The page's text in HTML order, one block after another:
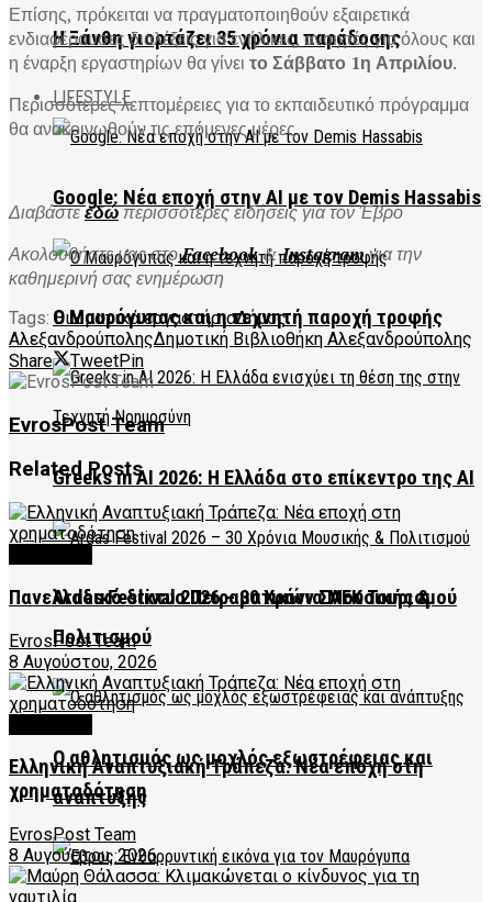
Η Ξάνθη γιορτάζει 35 χρόνια παράδοσης
LIFESTYLE
Google: Νέα εποχή στην AI με τον Demis Hassabis
Ο Μαυρόγυπας και η τεχνητή παροχή τροφής
Greeks in AI 2026: Η Ελλάδα στο επίκεντρο της AI
Ardas Festival 2026 – 30 Χρόνια Μουσικής &
Πολιτισμού
Ο αθλητισμός ως μοχλός εξωστρέφειας και
ανάπτυξης
Επίσης, πρόκειται να πραγματοποιηθούν εξαιρετικά
ενδιαφέρουσες διαλέξεις για ενήλικες, ανοιχτές για όλους και
η έναρξη εργαστηρίων θα γίνει το Σάββατο 1η Απριλίου.
Περισσότερες λεπτομέρειες για το εκπαιδευτικό πρόγραμμα
θα ανακοινωθούν τις επόμενες μέρες.
Διαβάστεεδώπερισσότερες ειδήσεις για τον Έβρο
Ακολουθήστε μας στοFacebook&Instagramγια την
καθημερινή σας ενημέρωση
Tags: Βιωματικά εργαστήριαΔήμος
ΑλεξανδρούποληςΔημοτική Βιβλιοθήκη Αλεξανδρούπολης
Share
TweetPin
EvrosPost Team
RelatedPosts
Πανελλαδικό δίκτυο Πειραματικών ΣΑΕΚ Τουρισμού
EvrosPost Team
8 Αυγούστου, 2026
Ελληνική Αναπτυξιακή Τράπεζα: Νέα εποχή στη
χρηματοδότηση
EvrosPost Team
8 Αυγούστου, 2026